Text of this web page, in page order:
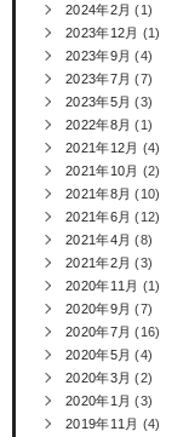
2024年2月 (1)
2023年12月 (1)
2023年9月 (4)
2023年7月 (7)
2023年5月 (3)
2022年8月 (1)
2021年12月 (4)
2021年10月 (2)
2021年8月 (10)
2021年6月 (12)
2021年4月 (8)
2021年2月 (3)
2020年11月 (1)
2020年9月 (7)
2020年7月 (16)
2020年5月 (4)
2020年3月 (2)
2020年1月 (3)
2019年11月 (4)